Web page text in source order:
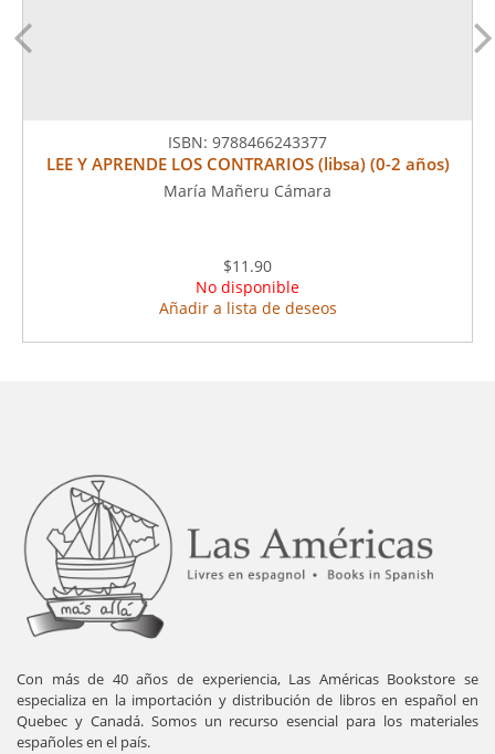
ISBN: 9788466243377
LEE Y APRENDE LOS CONTRARIOS (libsa) (0-2 años)
María Mañeru Cámara
$11.90
No disponible
Añadir a lista de deseos
Con más de 40 años de experiencia, Las Américas Bookstore se
especializa en la importación y distribución de libros en español en
Quebec y Canadá. Somos un recurso esencial para los materiales
españoles en el país.